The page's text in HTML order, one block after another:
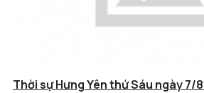
Thời sự Hưng Yên thứ Sáu ngày 7/